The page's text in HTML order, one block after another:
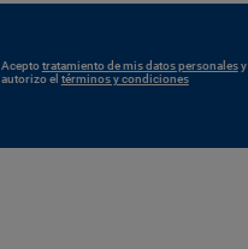
Aceptotratamiento de mis datos personalesy
autorizo el términos y condiciones